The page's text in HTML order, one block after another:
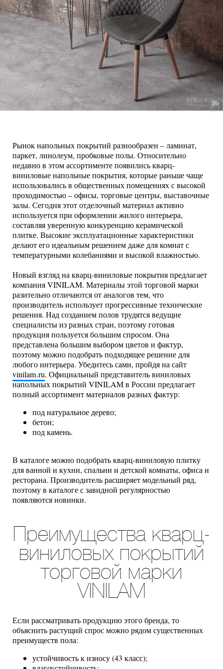
Рынок напольных покрытий разнообразен – ламинат,
паркет, линолеум, пробковые полы. Относительно
недавно в этом ассортименте появились кварц-
виниловые напольные покрытия, которые раньше чаще
использовались в общественных помещениях с высокой
проходимостью – офисы, торговые центры, выставочные
залы. Сегодня этот отделочный материал активно
используется при оформлении жилого интерьера,
составляя уверенную конкуренцию керамической
плитке. Высокие эксплуатационные характеристики
делают его идеальным решением даже для комнат с
температурными колебаниями и высокой влажностью.
Новый взгляд на кварц-виниловые покрытия предлагает
компания VINILAM. Материалы этой торговой марки
разительно отличаются от аналогов тем, что
производитель использует прогрессивные технические
решения. Над созданием полов трудятся ведущие
специалисты из разных стран, поэтому готовая
продукция пользуется большим спросом. Она
представлена большим выбором цветов и фактур,
поэтому можно подобрать подходящее решение для
любого интерьера. Убедитесь сами, пройдя на сайт
vinilam.ru. Официальный представитель виниловых
напольных покрытий VINILAM в России предлагает
полный ассортимент материалов разных фактур:
под натуральное дерево;
бетон;
под камень.
В каталоге можно подобрать кварц-виниловую плитку
для ванной и кухни, спальни и детской комнаты, офиса и
ресторана. Производитель расширяет модельный ряд,
поэтому в каталоге с завидной регулярностью
появляются новинки.
Преимущества кварц-
виниловых покрытий
торговой марки
VINILAM
Если рассматривать продукцию этого бренда, то
объяснить растущий спрос можно рядом существенных
преимуществ пола:
устойчивость к износу (43 класс);